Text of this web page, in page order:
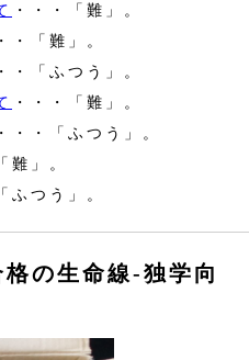
・・・「難」。
・「難」。
・「ふつう」。
・・・「難」。
・・・「ふつう」。
難」。
ふつう」。
の生命線‐独学向